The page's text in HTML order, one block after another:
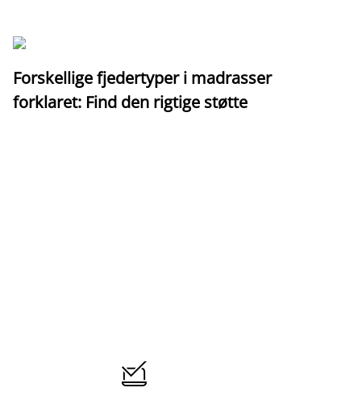
Forskellige fjedertyper i madrasser
forklaret: Find den rigtige støtte
